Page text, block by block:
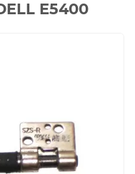
E5400